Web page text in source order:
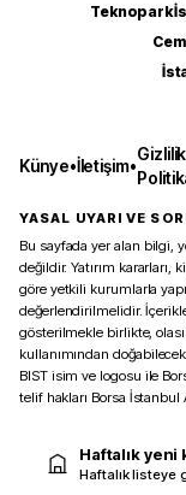
Teknopark
Künye•İletişim•
YASAL UYARI VE
Bu sayfada yer alan bilgi,
değildir. Yatırım
göre yetkili kurumlarla
değerlendirilmelidir.
gösterilmekle birlikte,
kullanımından
BIST isim ve logosu ile
telif hakları Borsa İstanbul
Haftalık
Haftalık listeye